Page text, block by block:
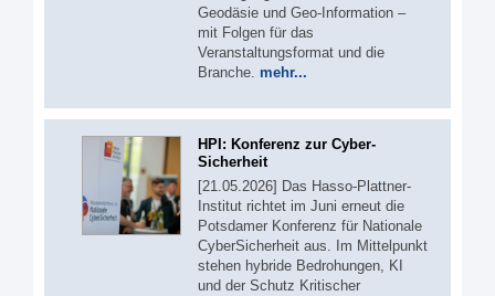
Geodäsie und Geo-Information –
mit Folgen für das
Veranstaltungsformat und die
Branche. mehr...
HPI: Konferenz zur Cyber-
Sicherheit
[21.05.2026] Das Hasso-Plattner-
Institut richtet im Juni erneut die
Potsdamer Konferenz für Nationale
CyberSicherheit aus. Im Mittelpunkt
stehen hybride Bedrohungen, KI
und der Schutz Kritischer